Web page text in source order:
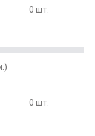
0 шт.
0 шт.